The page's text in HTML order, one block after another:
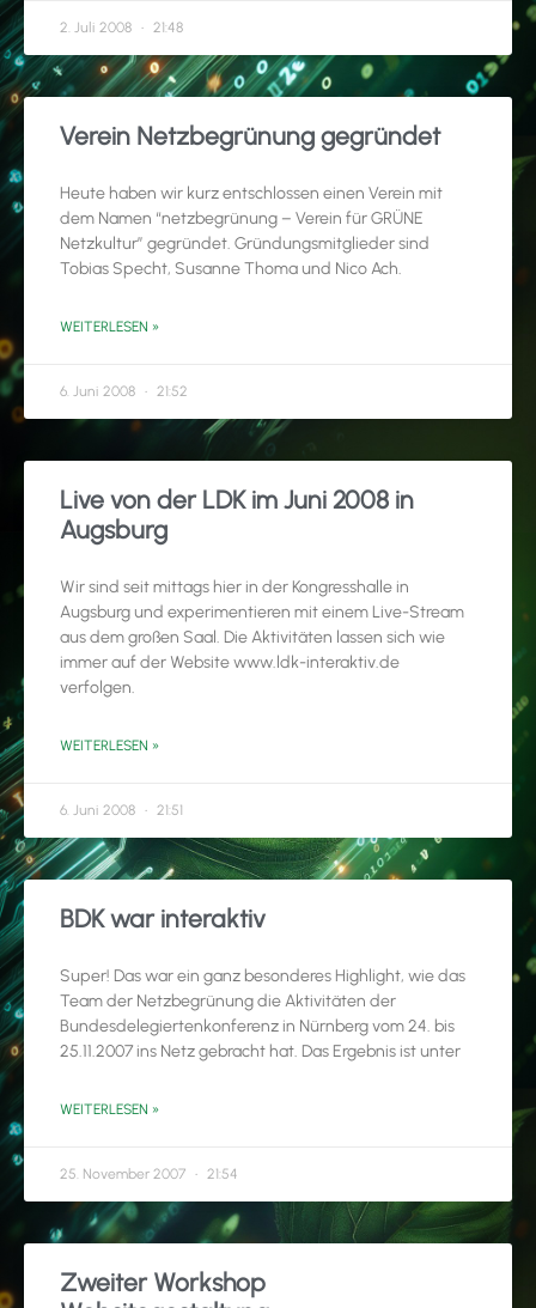
2. Juli 2008 21:48
Verein Netzbegrünung gegründet
Heute haben wir kurz entschlossen einen Verein mit
dem Namen “netzbegrünung – Verein für GRÜNE
Netzkultur” gegründet. Gründungsmitglieder sind
Tobias Specht, Susanne Thoma und Nico Ach.
WEITERLESEN »
6. Juni 2008 21:52
Live von der LDK im Juni 2008 in
Augsburg
Wir sind seit mittags hier in der Kongresshalle in
Augsburg und experimentieren mit einem Live-Stream
aus dem großen Saal. Die Aktivitäten lassen sich wie
immer auf der Website www.ldk-interaktiv.de
verfolgen.
WEITERLESEN »
6. Juni 2008 21:51
BDK war interaktiv
Super! Das war ein ganz besonderes Highlight, wie das
Team der Netzbegrünung die Aktivitäten der
Bundesdelegiertenkonferenz in Nürnberg vom 24. bis
25.11.2007 ins Netz gebracht hat. Das Ergebnis ist unter
WEITERLESEN »
25. November 2007 21:54
Zweiter Workshop